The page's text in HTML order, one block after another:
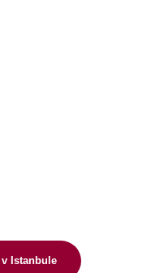
Istanbule